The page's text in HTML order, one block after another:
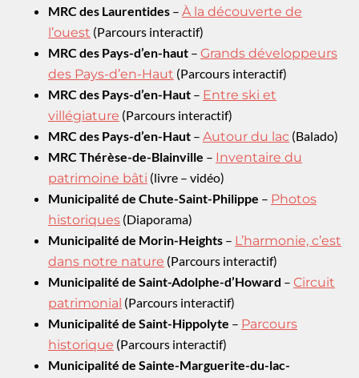
MRC des Laurentides – À la découverte de
l’ouest (Parcours interactif)
MRC des Pays-d’en-haut – Grands développeurs
des Pays-d’en-Haut (Parcours interactif)
MRC des Pays-d’en-Haut – Entre ski et
villégiature (Parcours interactif)
MRC des Pays-d’en-Haut – Autour du lac (Balado)
MRC Thérèse-de-Blainville – Inventaire du
patrimoine bâti (livre – vidéo)
Municipalité de Chute-Saint-Philippe – Photos
historiques (Diaporama)
Municipalité de Morin-Heights – L’harmonie, c’est
dans notre nature (Parcours interactif)
Municipalité de Saint-Adolphe-d’Howard – Circuit
patrimonial (Parcours interactif)
Municipalité de Saint-Hippolyte – Parcours
historique (Parcours interactif)
Municipalité de Sainte-Marguerite-du-lac-